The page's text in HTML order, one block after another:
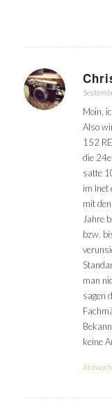
Moin,
Also
152
die
satte
im Inet
mit
Jahre
bzw.
man
sagen
keine